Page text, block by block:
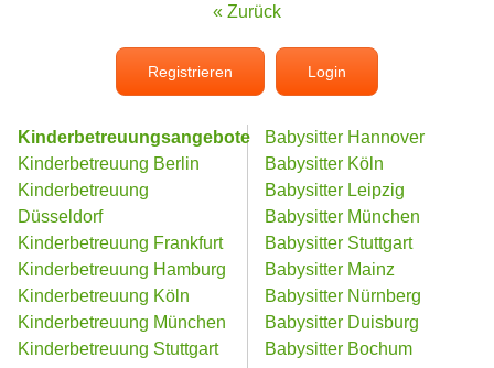
« Zurück
Registrieren Login
Kinderbetreuungsangebote
Kinderbetreuung Berlin
Kinderbetreuung
Düsseldorf
Kinderbetreuung Frankfurt
Kinderbetreuung Hamburg
Kinderbetreuung Köln
Kinderbetreuung München
Kinderbetreuung Stuttgart
Babysitter Hannover
Babysitter Köln
Babysitter Leipzig
Babysitter München
Babysitter Stuttgart
Babysitter Mainz
Babysitter Nürnberg
Babysitter Duisburg
Babysitter Bochum